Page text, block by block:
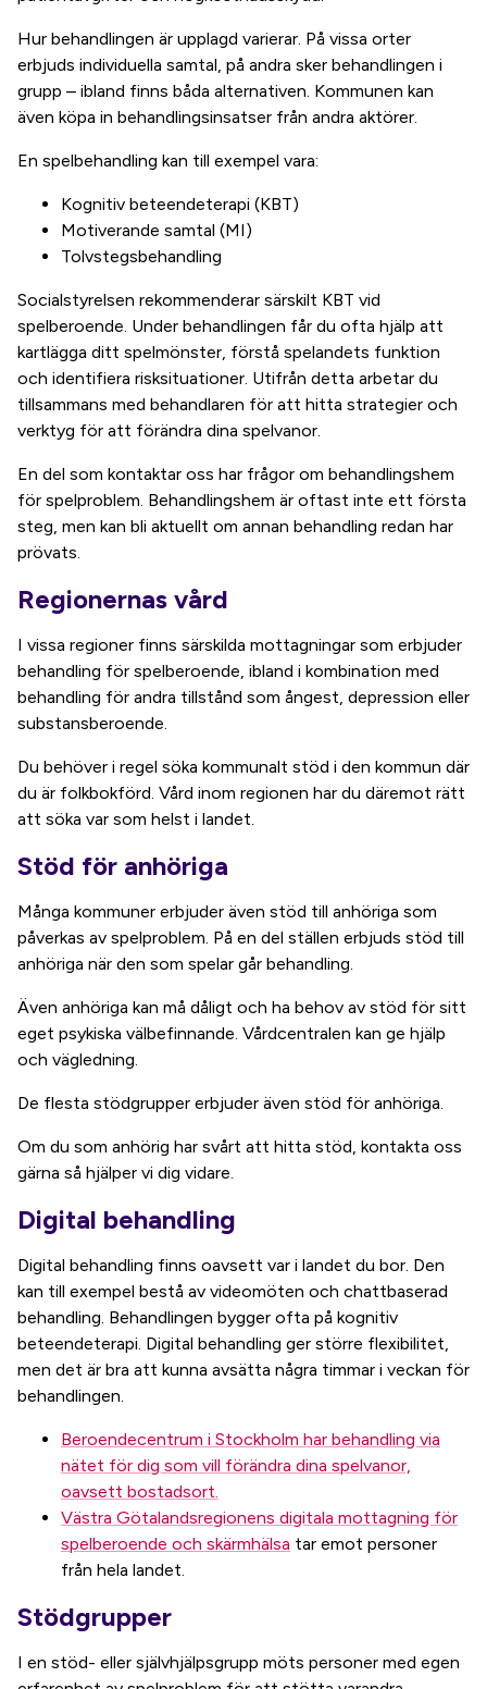
Hur behandlingen är upplagd varierar. På vissa orter
erbjuds individuella samtal, på andra sker behandlingen i
grupp – ibland finns båda alternativen. Kommunen kan
även köpa in behandlingsinsatser från andra aktörer.
En spelbehandling kan till exempel vara:
Kognitiv beteendeterapi (KBT)
Motiverande samtal (MI)
Tolvstegsbehandling
Socialstyrelsen rekommenderar särskilt KBT vid
spelberoende. Under behandlingen får du ofta hjälp att
kartlägga ditt spelmönster, förstå spelandets funktion
och identifiera risksituationer. Utifrån detta arbetar du
tillsammans med behandlaren för att hitta strategier och
verktyg för att förändra dina spelvanor.
En del som kontaktar oss har frågor om behandlingshem
för spelproblem. Behandlingshem är oftast inte ett första
steg, men kan bli aktuellt om annan behandling redan har
prövats.
Regionernas vård
I vissa regioner finns särskilda mottagningar som erbjuder
behandling för spelberoende, ibland i kombination med
behandling för andra tillstånd som ångest, depression eller
substansberoende.
Du behöver i regel söka kommunalt stöd i den kommun där
du är folkbokförd. Vård inom regionen har du däremot rätt
att söka var som helst i landet.
Stöd för anhöriga
Många kommuner erbjuder även stöd till anhöriga som
påverkas av spelproblem. På en del ställen erbjuds stöd till
anhöriga när den som spelar går behandling.
Även anhöriga kan må dåligt och ha behov av stöd för sitt
eget psykiska välbefinnande. Vårdcentralen kan ge hjälp
och vägledning.
De flesta stödgrupper erbjuder även stöd för anhöriga.
Om du som anhörig har svårt att hitta stöd, kontakta oss
gärna så hjälper vi dig vidare.
Digital behandling
Digital behandling finns oavsett var i landet du bor. Den
kan till exempel bestå av videomöten och chattbaserad
behandling. Behandlingen bygger ofta på kognitiv
beteendeterapi. Digital behandling ger större flexibilitet,
men det är bra att kunna avsätta några timmar i veckan för
behandlingen.
Beroendecentrum i Stockholm har behandling via
nätet för dig som vill förändra dina spelvanor,
oavsett bostadsort.
Västra Götalandsregionens digitala mottagning för
spelberoende och skärmhälsa tar emot personer
från hela landet.
Stödgrupper
I en stöd- eller självhjälpsgrupp möts personer med egen